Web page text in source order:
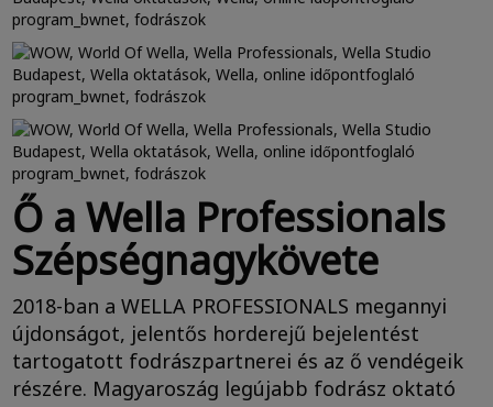
Ő a Wella Professionals
Szépségnagykövete
2018-ban a WELLA PROFESSIONALS megannyi
újdonságot, jelentős horderejű bejelentést
tartogatott fodrászpartnerei és az ő vendégeik
részére. Magyaroszág legújabb fodrász oktató